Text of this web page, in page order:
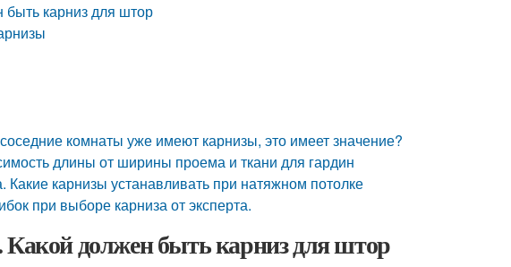
быть карниз для штор
комнаты уже имеют карнизы, это имеет значение?
длины от ширины проема и ткани для гардин
Какие карнизы устанавливать при натяжном потолке
при выборе карниза от эксперта.
должен быть карниз для штор